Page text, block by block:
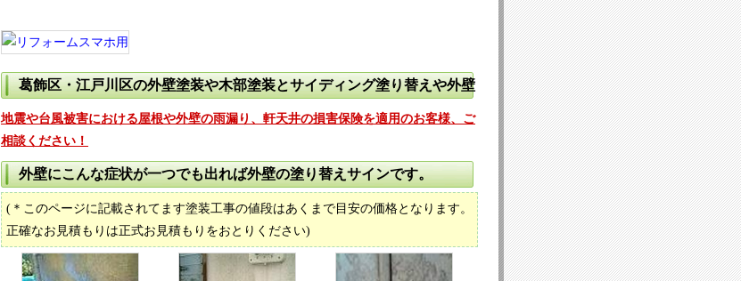
葛飾区・江戸川区の外壁塗装や木部塗装とサイディング塗り替えや外壁
リフォーム
地震や台風被害における屋根や外壁の雨漏り、軒天井の損害保険を適用のお客様、ご
相談ください！
外壁にこんな症状が一つでも出れば外壁の塗り替えサインです。
(＊このページに記載されてます塗装工事の値段はあくまで目安の価格となります。
正確なお見積もりは正式お見積もりをおとりください)